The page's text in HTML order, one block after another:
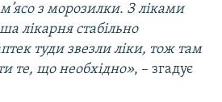
з морозилки. З ліками
лікарня стабільно
туди звезли ліки, тож там
те, що необхідно», – згадує